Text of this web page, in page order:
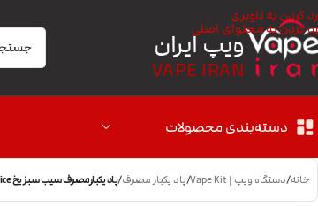
رد کردن به ناوبری
رد کردن به محتوای اصلی
ویپ ایران
VAPE IRAN
دسته‌بندی محصولات
خانه/دستگاه ویپ | Vape Kit /پاد یکبار مصرف/پاد یکبارمصرف سیب سبز یخ BLVK ELLO Jollyapple ice